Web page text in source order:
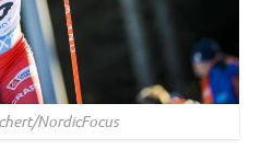
NordicFocus